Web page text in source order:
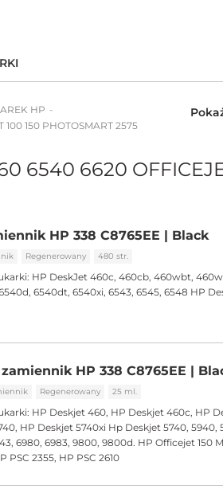
HP
150 PHOTOSMART 2575
6540 6620
HP 338 C8765EE | Black
Regenerowany 480 str.
HP DeskJet 460c, 460cb, 460wbt,
6540dt, 6540xi, 6543, 6545, 6548 HP
HP 338 C8765EE |
Regenerowany 25 ml.
HP Deskjet 460, HP Deskjet 460c, HP
HP Deskjet 5740xi Hp Deskjet 5740, 5940,
6980, 6983, 9800, 9800d. HP Officejet 150
PSC 2355, HP PSC 2610